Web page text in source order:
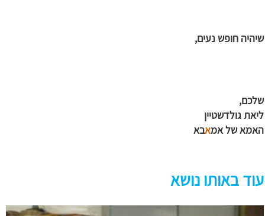
שיהיה חופש נעים,
שלכם,
ליאת גולדשטיין
האמא של אמאבא
עוד באותו נושא